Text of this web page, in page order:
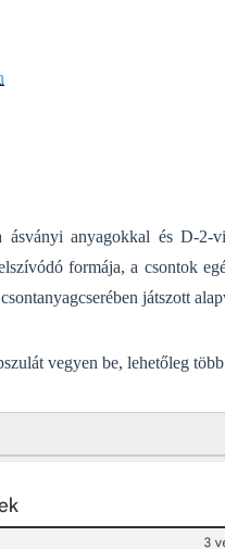
ásványi anyagokkal és D-
formája, a csontok
játszott
vegyen be, lehetőleg